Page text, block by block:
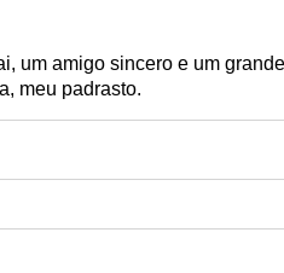
você sente por ele. Confira
um amigo sincero e um
meu padrasto.